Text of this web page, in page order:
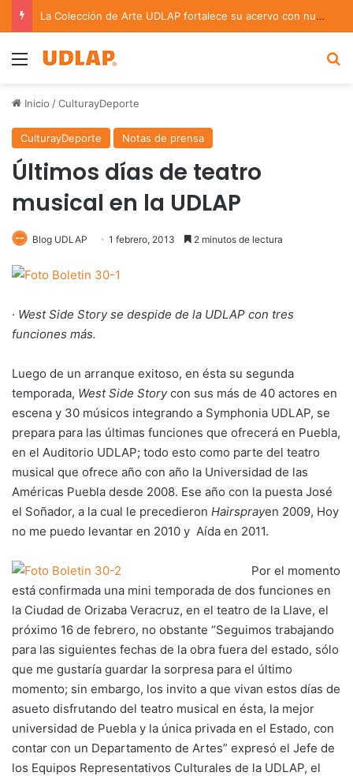
La Colección de Arte UDLAP fortalece su acervo con nuevas obras de artistas emergentes y consolidados
Menu
Inicio /CulturayDeporte
CulturayDeporte Notas de prensa
Últimos días de teatro
musical en la UDLAP
Blog UDLAP 1 febrero, 2013 2 minutos de lectura
· West Side Story se despide de la UDLAP con tres
funciones más.
Luego de un arranque exitoso, en ésta su segunda
temporada, West Side Storycon sus más de 40 actores en
escena y 30 músicos integrando a Symphonia UDLAP, se
prepara para las últimas funciones que ofrecerá en Puebla,
en el Auditorio UDLAP; todo esto como parte del teatro
musical que ofrece año con año la Universidad de las
Américas Puebla desde 2008. Ese año con la puesta José
el Soñador, a la cual le precedieron Hairsprayen 2009, Hoy
no me puedo levantar en 2010 y Aída en 2011.
Por el momento
está confirmada una mini temporada de dos funciones en
la Ciudad de Orizaba Veracruz, en el teatro de la Llave, el
próximo 16 de febrero, no obstante “Seguimos trabajando
para las siguientes fechas de la obra fuera del estado, sólo
que me gustaría guardar la sorpresa para el último
momento; sin embargo, los invito a que vivan estos días de
asueto disfrutando del teatro musical en ésta, la mejor
universidad de Puebla y la única privada en el Estado, con
contar con un Departamento de Artes” expresó el Jefe de
los Equipos Representativos Culturales de la UDLAP, el